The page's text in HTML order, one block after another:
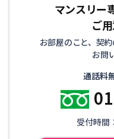
マンスリー
ご
お部屋のこと、契
お問
通話料
受付時